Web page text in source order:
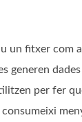
un fitxer com
generen
per fer